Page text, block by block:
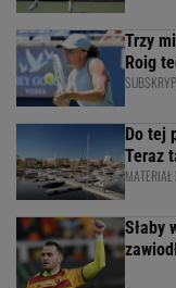
Trzy
Roig
Do tej
Teraz
MATERIAŁ
Słaby